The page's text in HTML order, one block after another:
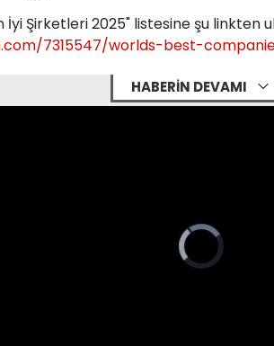
İyi Şirketleri 2025" listesine şu linkten
7315547/worlds-best-
HABERİN DEVAMI
Video
Player
is
loading.